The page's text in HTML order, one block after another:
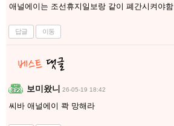
애널에이는 조선휴지일보랑 같이 폐간시켜야함
답글 이동
보미왔니 26-05-19 18:42
씨바 애널에이 콱 망해라